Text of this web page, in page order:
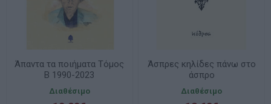
Άπαντα τα ποιήματα Τόμος
Β 1990-2023
Διαθέσιμο
Άσπρες κηλίδες πάνω στο
άσπρο
Διαθέσιμο